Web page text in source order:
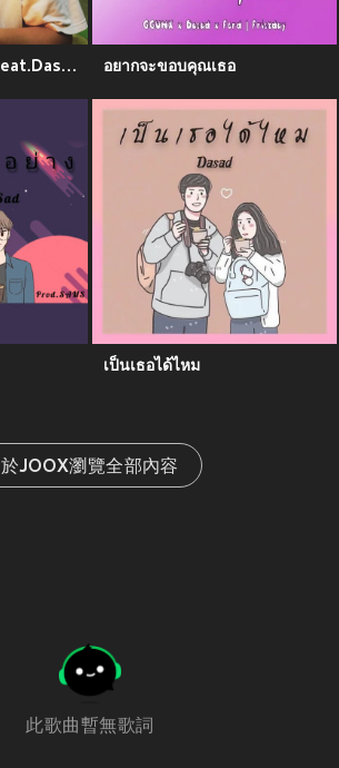
คำว่ารักเธอลืมได้ไง Feat.Dasad,MANXSP - Single อยากจะขอบคุณเธอ
เป็นเธอได้ไหม
於JOOX瀏覽全部內容
此歌曲暫無歌詞